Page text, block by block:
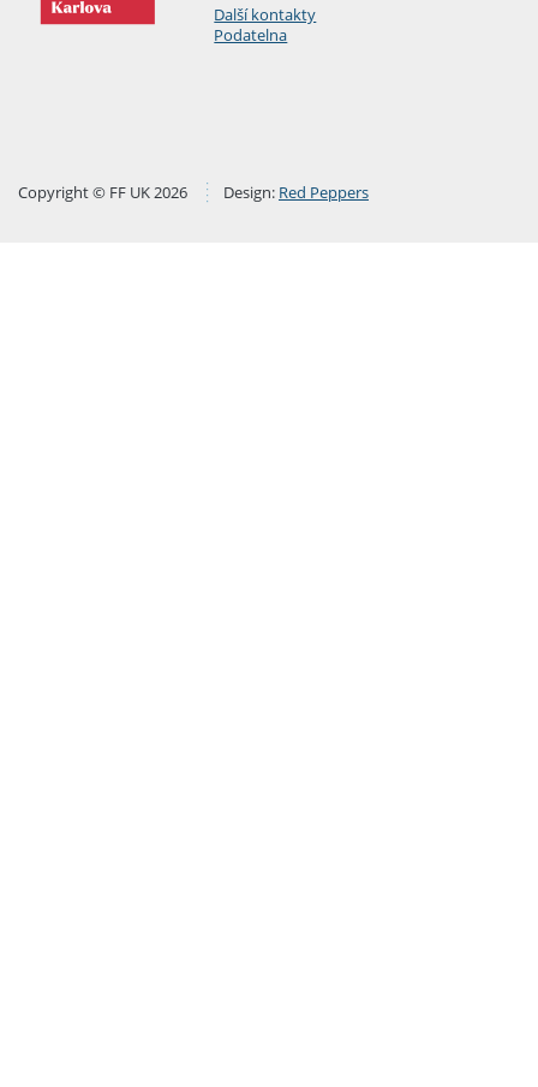
Další kontakty
Podatelna
Copyright © FF UK 2026 Design: Red Peppers